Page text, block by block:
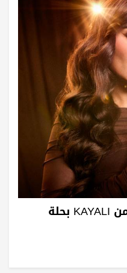
مجموعة عطور Freedom من KAYALI بحلة